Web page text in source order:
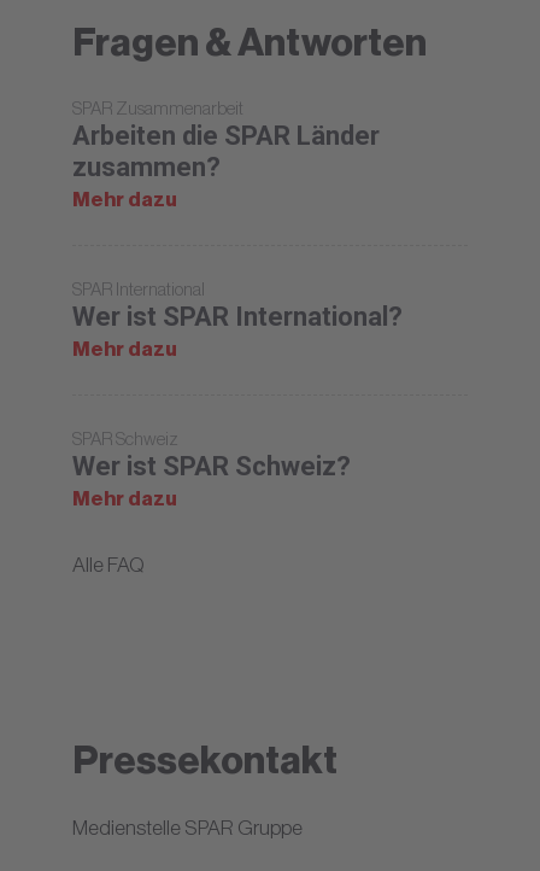
Fragen & Antworten
SPAR Zusammenarbeit
Arbeiten die SPAR Länder
zusammen?
Mehr dazu
SPAR International
Wer ist SPAR International?
Mehr dazu
SPAR Schweiz
Wer ist SPAR Schweiz?
Mehr dazu
Alle FAQ
Pressekontakt
Medienstelle SPAR Gruppe